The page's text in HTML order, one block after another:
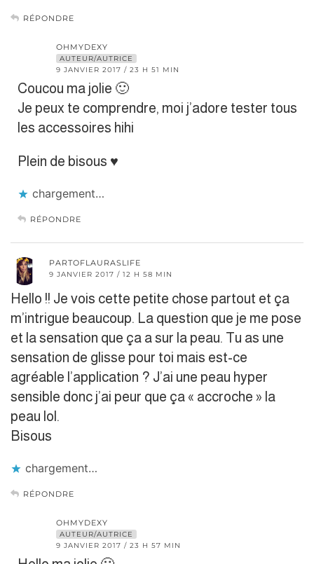
RÉPONDRE
OHMYDEXY
AUTEUR/AUTRICE
9 JANVIER 2017 / 23 H 51 MIN
Coucou ma jolie 🙂
Je peux te comprendre, moi j’adore tester tous
les accessoires hihi
Plein de bisous ♥︎
chargement…
RÉPONDRE
PARTOFLAURASLIFE
9 JANVIER 2017 / 12 H 58 MIN
Hello !! Je vois cette petite chose partout et ça
m’intrigue beaucoup. La question que je me pose
et la sensation que ça a sur la peau. Tu as une
sensation de glisse pour toi mais est-ce
agréable l’application ? J’ai une peau hyper
sensible donc j’ai peur que ça « accroche » la
peau lol.
Bisous
chargement…
RÉPONDRE
OHMYDEXY
AUTEUR/AUTRICE
9 JANVIER 2017 / 23 H 57 MIN